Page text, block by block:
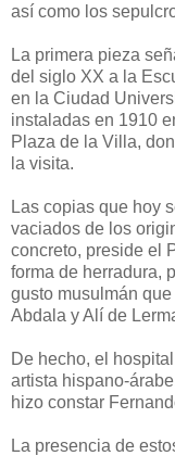
así como los
La primera pieza
del siglo XX a la
en la Ciudad
instaladas en 1910
Plaza de la Villa,
la visita.
Las copias que hoy
vaciados de los
concreto, preside el
forma de herradura,
gusto musulmán
Abdala y Alí de
De hecho, el
artista hispano-
hizo constar
La presencia de